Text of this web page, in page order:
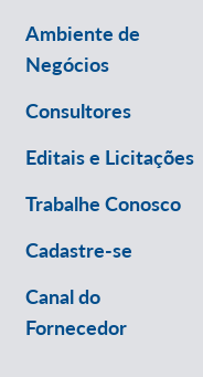
Ambiente de
Negócios
Consultores
Editais e Licitações
Trabalhe Conosco
Cadastre-se
Canal do
Fornecedor